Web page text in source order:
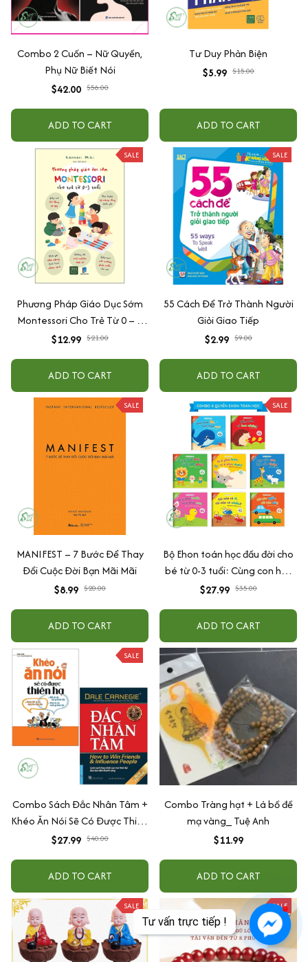
Combo 2 Cuốn – Nữ Quyền,
Phụ Nữ Biết Nói
$42.00 $56.00
ADD TO CART
Tư Duy Phản Biện
$5.99 $15.00
ADD TO CART
SALE
Phương Pháp Giáo Dục Sớm
Montessori Cho Trẻ Từ 0 – 3
Tuổi
$12.99 $21.00
ADD TO CART
SALE
55 Cách Để Trở Thành Người
Giỏi Giao Tiếp
$2.99 $9.00
ADD TO CART
SALE
MANIFEST – 7 Bước Để Thay
Đổi Cuộc Đời Bạn Mãi Mãi
$8.99 $20.00
ADD TO CART
SALE
Bộ Ehon toán học đầu đời cho
bé từ 0-3 tuổi: Cùng con học
toán (song ngữ Việt Anh)
$27.99 $35.00
ADD TO CART
SALE
Combo Sách Đắc Nhân Tâm +
Khéo Ăn Nói Sẽ Có Được Thiên
Hạ
$27.99 $40.00
ADD TO CART
Combo Tràng hạt + Lá bồ đề
mạ vàng_ Tuệ Anh
$11.99
ADD TO CART
SALE SALE